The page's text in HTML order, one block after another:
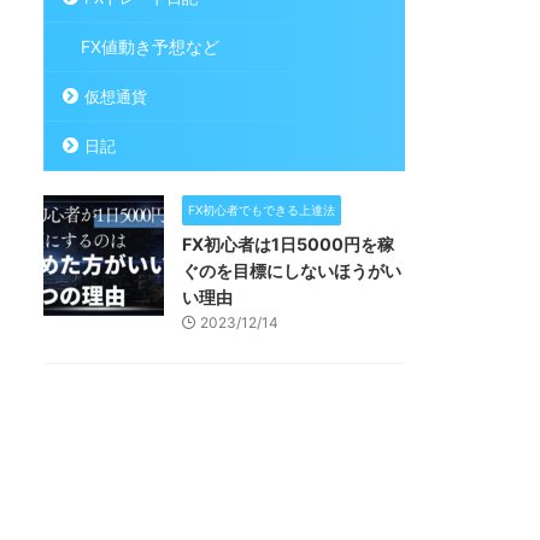
FX値動き予想など
仮想通貨
日記
FX初心者でもできる上達法
FX初心者は1日5000円を稼
ぐのを目標にしないほうがい
い理由
2023/12/14